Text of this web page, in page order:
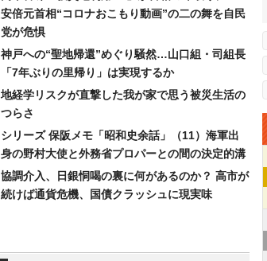
安倍元首相“コロナおこもり動画”の二の舞を自民
党が危惧
神戸への“聖地帰還”めぐり騒然…山口組・司組長
「7年ぶりの里帰り」は実現するか
地経学リスクが直撃した我が家で思う被災生活の
つらさ
シリーズ 保阪メモ「昭和史余話」（11）海軍出
身の野村大使と外務省プロパーとの間の決定的溝
協調介入、日銀恫喝の裏に何があるのか？ 高市が
続けば通貨危機、国債クラッシュに現実味